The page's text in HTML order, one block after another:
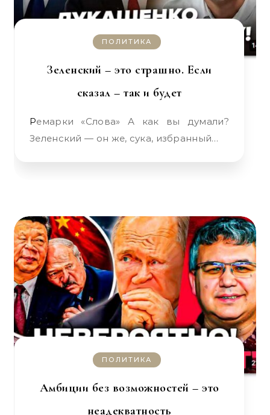
ПОЛИТИКА
Зеленский – это страшно. Если
сказал – так и будет
Ремарки «Слова» А как вы думали?
Зеленский — он же, сука, избранный…
ПОЛИТИКА
Амбиции без возможностей – это
неадекватность